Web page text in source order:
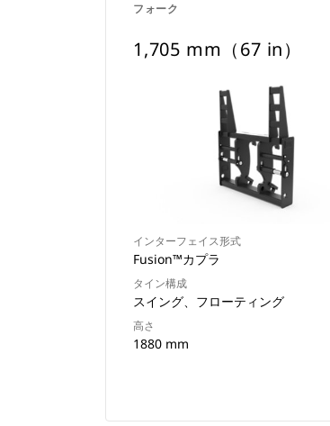
フォーク
1,705 mm（67 in）
インターフェイス形式
Fusion™カプラ
タイン構成
スイング、フローティング
高さ
1880 mm